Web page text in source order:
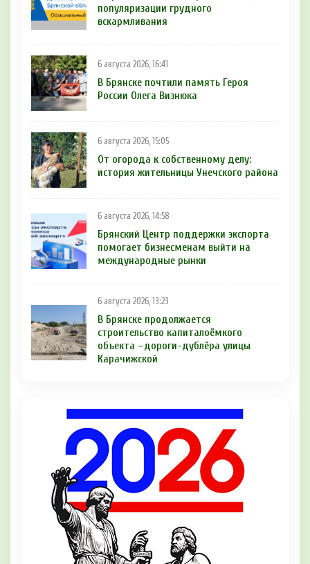
популяризации грудного
вскармливания
6 августа 2026, 16:41
В Брянске почтили память Героя
России Олега Визнюка
6 августа 2026, 15:05
От огорода к собственному делу:
история жительницы Унечского района
6 августа 2026, 14:58
Брянский Центр поддержки экспорта
помогает бизнесменам выйти на
международные рынки
6 августа 2026, 13:23
В Брянске продолжается
строительство капиталоёмкого
объекта –дороги-дублёра улицы
Карачижской